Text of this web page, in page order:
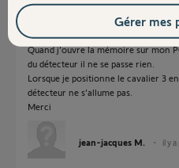
Bonsoir
J’ai oublié de préciser qu’pil s’agit
GSM animaux.
Quand j’ouvre la mémoire sur mon
du détecteur il ne se passe rien.
Lorsque je positionne le cavalier 3
détecteur ne s’allume pas.
Merci
jean-jacques M. il y
Gérer mes